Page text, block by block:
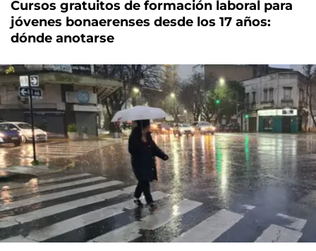
Cursos gratuitos de formación laboral para
jóvenes bonaerenses desde los 17 años:
dónde anotarse